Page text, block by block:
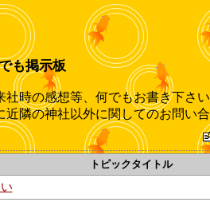
も掲示板
社時の感想等、何でもお書き下さい
近隣の神社以外に関してのお問い
トピックタイトル